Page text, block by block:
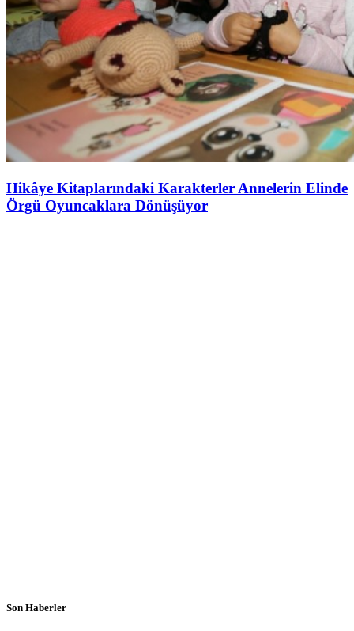
Hikâye Kitaplarındaki Karakterler Annelerin Elinde
Örgü Oyuncaklara Dönüşüyor
Son Haberler